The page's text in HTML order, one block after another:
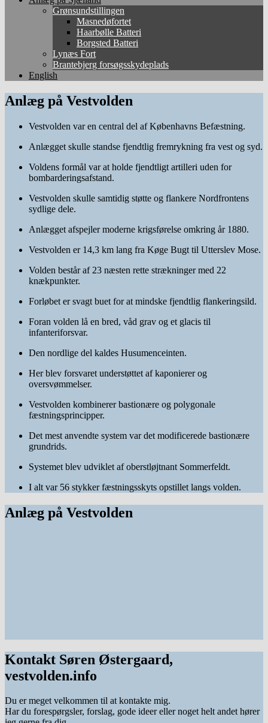
Grønsundstillingen
Masnedøfortet
Haarbølle Batteri
Borgsted Batteri
Lynæs Fort
Brantebjerg forsøgsskydeplads
English
Anlæg på Vestvolden
Vestvolden var en central del afKøbenhavns Befæstning.
Anlægget skulle standse fjendtlig fremrykning fra vest og syd.
Voldens formål var at holde fjendtligt artilleri uden for
bombarderingsafstand.
Vestvolden skulle samtidig støtte og flankere Nordfrontens
sydlige dele.
Anlægget afspejler moderne krigsførelse omkring år 1880.
Vestvolden er 14,3 km lang fra Køge Bugt til Utterslev Mose.
Volden består af 23 næsten rette strækninger med 22
knækpunkter.
Forløbet er svagt buet for at mindske fjendtlig flankeringsild.
Foran volden lå en bred, våd grav og et glacis til
infanteriforsvar.
Den nordlige del kaldes Husumenceinten.
Her blev forsvaret understøttet af kaponierer og
oversvømmelser.
Vestvolden kombinerer bastionære og polygonale
fæstningsprincipper.
Det mest anvendte system var det modificerede bastionære
grundrids.
Systemet blev udviklet af oberstløjtnant Sommerfeldt.
I alt var 56 stykker fæstningsskyts opstillet langs volden.
Anlæg på Vestvolden
Kontakt Søren Østergaard,
vestvolden.info
Du er meget velkommen til at kontakte mig.
Har du forespørgsler, forslag, gode ideer eller noget helt andet hører